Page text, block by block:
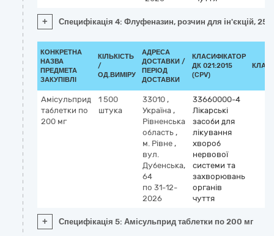
+ Специфікація 4: Флуфеназин, розчин для ін'єкцій, 25
КОНКРЕТНА
НАЗВА
ПРЕДМЕТА
ЗАКУПІВЛІ
КІЛЬКІСТЬ
/
ОД.ВИМІРУ
АДРЕСА
ДОСТАВКИ /
ПЕРІОД
ДОСТАВКИ
КЛАСИФІКАТОР
ДК 021:2015
(CPV)
Амісульприд
таблетки по
200 мг
1 500
штука
33010 ,
Україна ,
Рівненська
область ,
м. Рівне ,
вул.
Дубенська,
64
по 31-12-
2026
33660000-4
Лікарські
засоби для
лікування
хвороб
нервової
системи та
захворювань
органів
чуття
+ Специфікація 5: Амісульприд таблетки по 200 мг